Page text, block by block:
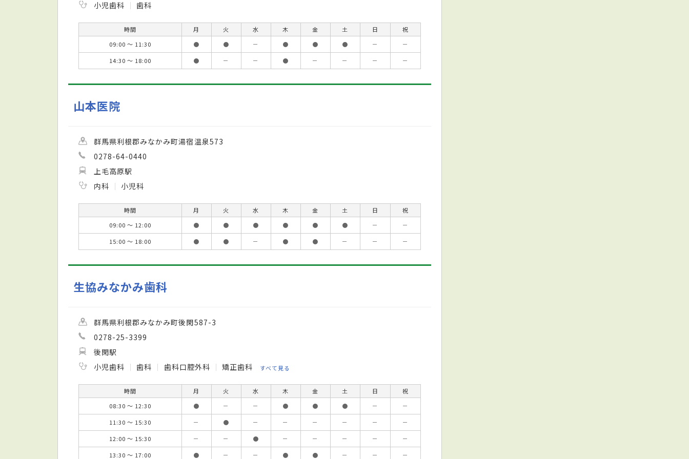
小児歯科
歯科
時間 月 火 水 木 金 土 日
祝
09:00 ～ 11:30
● ● － ● ● ● －
－
14:30 ～ 18:00
● － － ● － － － －
山本医院
群馬県利根郡みなかみ町湯宿温泉573
0278-64-0440
上毛高原駅
内科
小児科
時間 月 火 水 木 金 土 日
祝
09:00 ～ 12:00
● ● ● ● ● ● －
－
15:00 ～ 18:00
● ● － ● ● － － －
生協みなかみ歯科
群馬県利根郡みなかみ町後閑587-3
0278-25-3399
後閑駅
小児歯科
歯科 歯科口腔外科 矯正歯科 すべて見る
時間 月 火 水 木 金 土 日
祝
08:30 ～ 12:30
● － － ● ● ● －
－
11:30 ～ 15:30
－ ● － － － － －
－
12:00 ～ 15:30
－ － ● － － － －
－
13:30 ～ 17:00
● － － ● ● － － －